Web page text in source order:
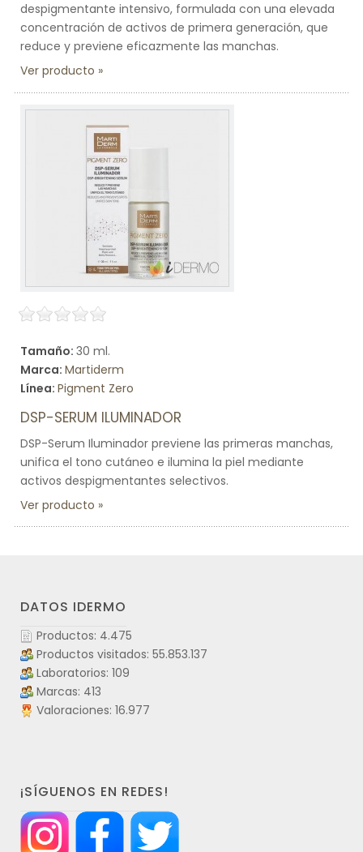
despigmentante intensivo, formulada con una elevada
concentración de activos de primera generación, que
reduce y previene eficazmente las manchas.
Ver producto
Tamaño: 30 ml.
Marca: Martiderm
Línea: Pigment Zero
DSP-SERUM ILUMINADOR
DSP-Serum Iluminador previene las primeras manchas,
unifica el tono cutáneo e ilumina la piel mediante
activos despigmentantes selectivos.
Ver producto
DATOS IDERMO
Productos: 4.475
Productos visitados: 55.853.137
Laboratorios: 109
Marcas: 413
Valoraciones: 16.977
¡SÍGUENOS EN REDES!